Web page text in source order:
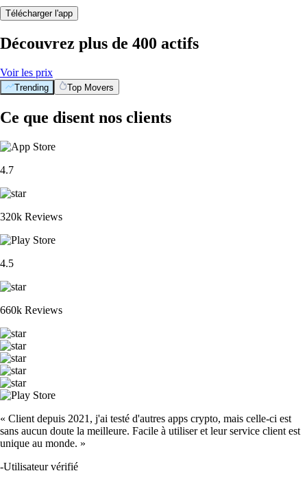
Télécharger l'app
Découvrez plus de 400 actifs
Voir les prix
Trending Top Movers
Ce que disent nos clients
4.7
320k Reviews
4.5
660k Reviews
« Client depuis 2021, j'ai testé d'autres apps crypto, mais celle-ci est
sans aucun doute la meilleure. Facile à utiliser et leur service client est
unique au monde. »
-Utilisateur vérifié